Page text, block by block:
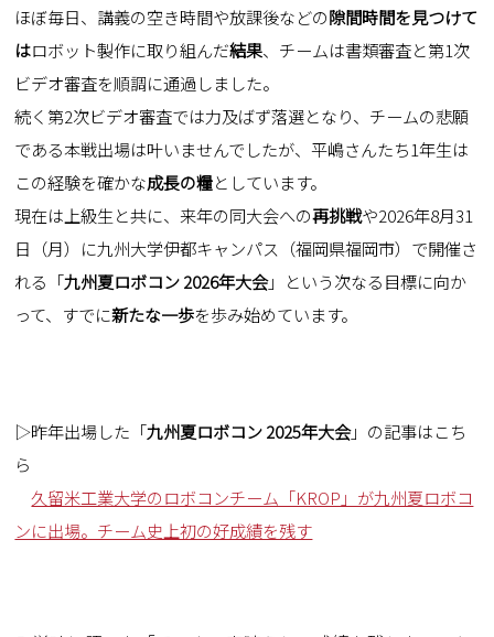
ほぼ毎日、講義の空き時間や放課後などの隙間時間を見つけて
はロボット製作に取り組んだ結果、チームは書類審査と第1次
ビデオ審査を順調に通過しました。
続く第2次ビデオ審査では力及ばず落選となり、チームの悲願
である本戦出場は叶いませんでしたが、平嶋さんたち1年生は
この経験を確かな成長の糧としています。
現在は上級生と共に、来年の同大会への再挑戦や2026年8月31
日（月）に九州大学伊都キャンパス（福岡県福岡市）で開催さ
れる「九州夏ロボコン 2026年大会」という次なる目標に向か
って、すでに新たな一歩を歩み始めています。
▷昨年出場した 「九州夏ロボコン 2025年大会」の記事はこち
ら
久留米工業大学のロボコンチーム「KROP」が九州夏ロボコ
ンに出場。チーム史上初の好成績を残す